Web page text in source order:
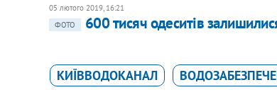
05 лютого 2019, 16:21
ФОТО
600 тисяч одеситів
КИЇВВОДОКАНАЛ